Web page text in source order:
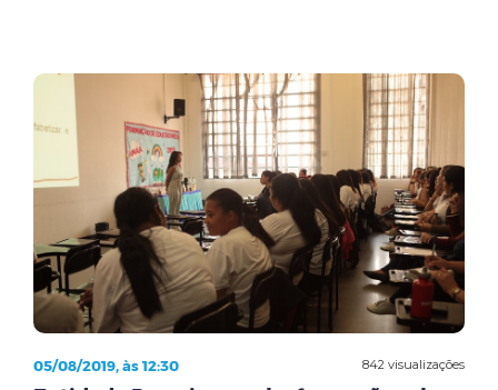
842 visualizações
05/08/2019, às 12:30